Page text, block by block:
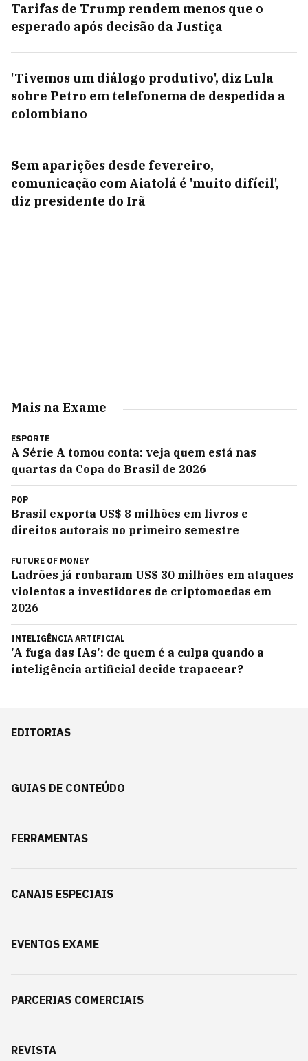
Tarifas de Trump rendem menos que o
esperado após decisão da Justiça
'Tivemos um diálogo produtivo', diz Lula
sobre Petro em telefonema de despedida a
colombiano
Sem aparições desde fevereiro,
comunicação com Aiatolá é 'muito difícil',
diz presidente do Irã
Mais na Exame
ESPORTE
A Série A tomou conta: veja quem está nas
quartas da Copa do Brasil de 2026
POP
Brasil exporta US$ 8 milhões em livros e
direitos autorais no primeiro semestre
FUTURE OF MONEY
Ladrões já roubaram US$ 30 milhões em ataques
violentos a investidores de criptomoedas em
2026
INTELIGÊNCIA ARTIFICIAL
'A fuga das IAs': de quem é a culpa quando a
inteligência artificial decide trapacear?
EDITORIAS
GUIAS DE CONTEÚDO
FERRAMENTAS
CANAIS ESPECIAIS
EVENTOS EXAME
PARCERIAS COMERCIAIS
REVISTA